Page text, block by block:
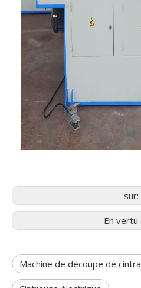
sur:
En vertu
Machine de découpe de